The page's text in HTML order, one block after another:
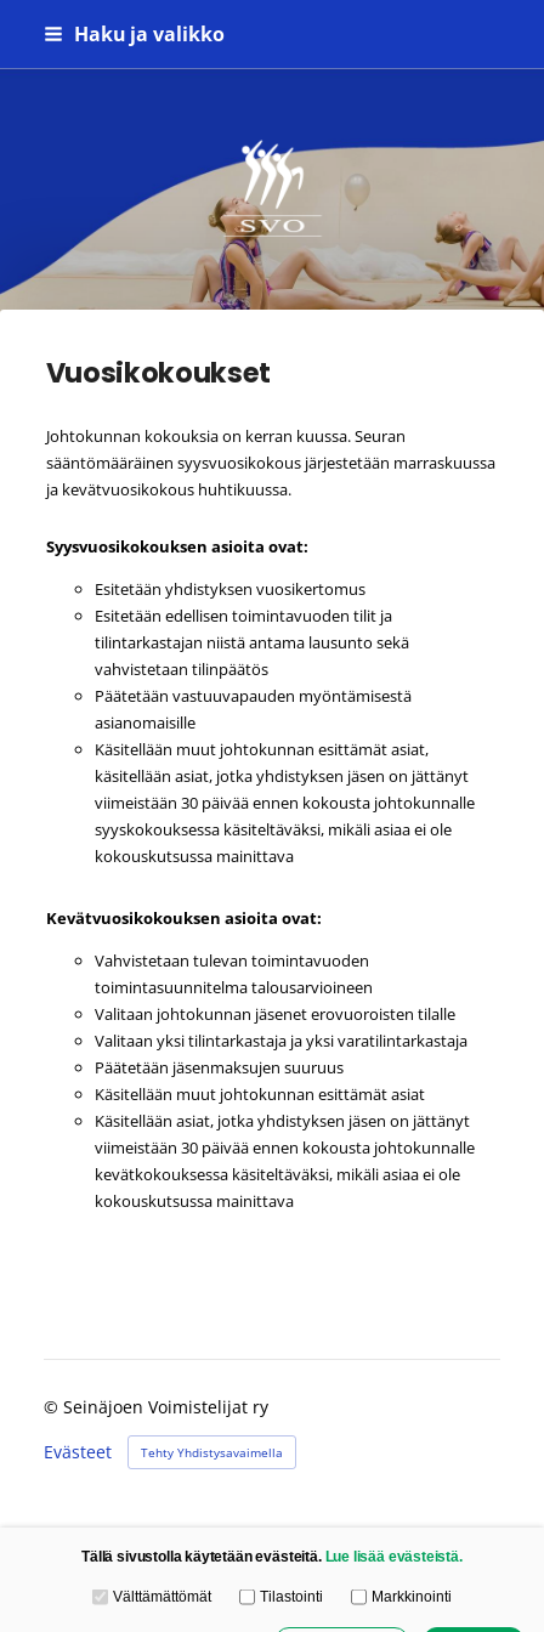
Siirry
Haku ja valikko
Seinäjoen Voimistelijat ry
Vuosikokoukset
Johtokunnan kokouksia on kerran kuussa. Seuran
sääntömääräinen syysvuosikokous järjestetään marraskuussa
ja kevätvuosikokous huhtikuussa.
Syysvuosikokouksen asioita ovat:
Esitetään yhdistyksen vuosikertomus
Esitetään edellisen toimintavuoden tilit ja
tilintarkastajan niistä antama lausunto sekä
vahvistetaan tilinpäätös
Päätetään vastuuvapauden myöntämisestä
asianomaisille
Käsitellään muut johtokunnan esittämät asiat,
käsitellään asiat, jotka yhdistyksen jäsen on jättänyt
viimeistään 30 päivää ennen kokousta johtokunnalle
syyskokouksessa käsiteltäväksi, mikäli asiaa ei ole
kokouskutsussa mainittava
Kevätvuosikokouksen asioita ovat:
Vahvistetaan tulevan toimintavuoden
toimintasuunnitelma talousarvioineen
Valitaan johtokunnan jäsenet erovuoroisten tilalle
Valitaan yksi tilintarkastaja ja yksi varatilintarkastaja
Päätetään jäsenmaksujen suuruus
Käsitellään muut johtokunnan esittämät asiat
Käsitellään asiat, jotka yhdistyksen jäsen on jättänyt
viimeistään 30 päivää ennen kokousta johtokunnalle
kevätkokouksessa käsiteltäväksi, mikäli asiaa ei ole
kokouskutsussa mainittava
© Seinäjoen Voimistelijat ry
Evästeet
Tehty Yhdistysavaimella
Tällä sivustolla käytetään evästeitä. Lue lisää evästeistä.
Valitse käytettävät evästeet
Välttämättömät Tilastointi Markkinointi